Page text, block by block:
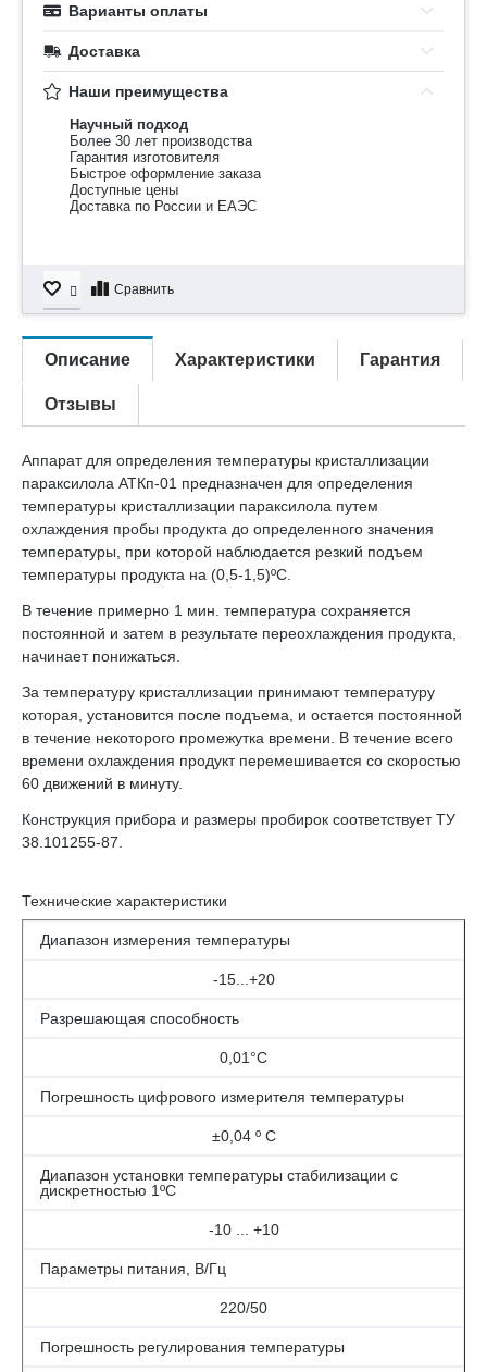
Варианты оплаты
Доставка
Наши преимущества
Научный подход
Более 30 лет производства
Гарантия изготовителя
Быстрое оформление заказа
Доступные цены
Доставка по России и ЕАЭС
Сравнить
Описание Характеристики Гарантия
Отзывы
Аппарат для определения температуры кристаллизации
параксилола АТКп-01 предназначен для определения
температуры кристаллизации параксилола путем
охлаждения пробы продукта до определенного значения
температуры, при которой наблюдается резкий подъем
температуры продукта на (0,5-1,5)ºС.
В течение примерно 1 мин. температура сохраняется
постоянной и затем в результате переохлаждения продукта,
начинает понижаться.
За температуру кристаллизации принимают температуру
которая, установится после подъема, и остается постоянной
в течение некоторого промежутка времени. В течение всего
времени охлаждения продукт перемешивается со скоростью
60 движений в минуту.
Конструкция прибора и размеры пробирок соответствует ТУ
38.101255-87.
Технические характеристики
Диапазон измерения температуры
-15...+20
Разрешающая способность
0,01°C
Погрешность цифрового измерителя температуры
±0,04 º С
Диапазон установки температуры стабилизации с
дискретностью 1ºС
-10 ... +10
Параметры питания, В/Гц
220/50
Погрешность регулирования температуры